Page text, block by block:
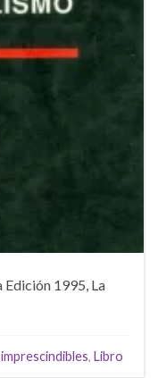
1995, La
, Libro